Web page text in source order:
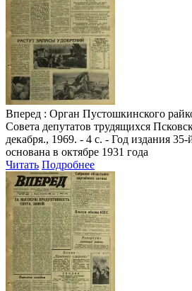
Вперед : Орган Пустошкинского
Совета депутатов трудящихся
декабря., 1969. - 4 с. - Год издания 35-
основана в октябре 1931 года
Читать Подробнее